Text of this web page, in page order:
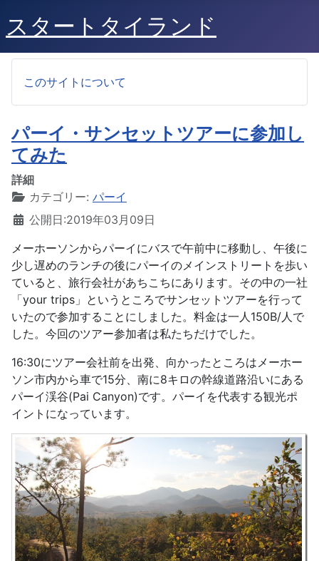
スタートタイランド
このサイトについて
パーイ・サンセットツアーに参加し
てみた
詳細
カテゴリー: パーイ
公開日:2019年03月09日
メーホーソンからパーイにバスで午前中に移動し、午後に
少し遅めのランチの後にパーイのメインストリートを歩い
ていると、旅行会社があちこちにあります。その中の一社
「your trips」というところでサンセットツアーを行って
いたので参加することにしました。料金は一人150B/人で
した。今回のツアー参加者は私たちだけでした。
16:30にツアー会社前を出発、向かったところはメーホー
ソン市内から車で15分、南に8キロの幹線道路沿いにある
パーイ渓谷(Pai Canyon)です。パーイを代表する観光ポ
イントになっています。